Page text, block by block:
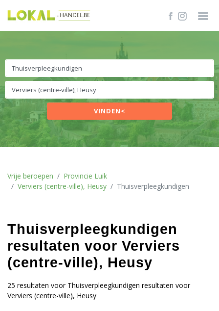
VINDEN<
Vrije beroepen
Provincie Luik
Verviers (centre-ville), Heusy
Thuisverpleegkundigen
Thuisverpleegkundigen
resultaten voor Verviers
(centre-ville), Heusy
25 resultaten voor Thuisverpleegkundigen resultaten voor
Verviers (centre-ville), Heusy